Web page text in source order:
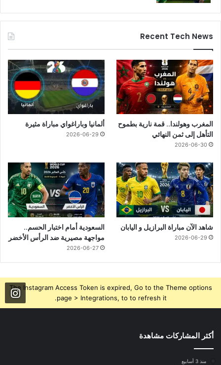
Recent Tech News
المغرب وهولندا.. قمة نارية بطموح
التأهل إلى ثمن النهائي
2026-06-30
ألمانيا وباراغواي مباراة مثيرة
2026-06-29
شاهد الآن مباراة البرازيل و اليابان
2026-06-29
السعودية أمام اختبار الحسم..
مواجهة مصيرية ضد الرأس الأخضر
2026-06-27
The Instagram Access Token is expired, Go to the Theme options
page > Integrations, to to refresh it.
أكثر المشاركات مشاهدة
منذ 3 أسابيع